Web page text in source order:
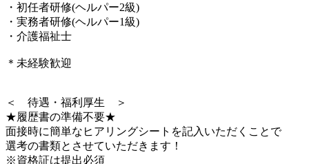
・初任者研修(ヘルパー2級)
・実務者研修(ヘルパー1級)
・介護福祉士
＊未経験歓迎
＜ 待遇・福利厚生 ＞
★履歴書の準備不要★
面接時に簡単なヒアリングシートを記入いただくことで
選考の書類とさせていただきます！
※資格証は提出必須